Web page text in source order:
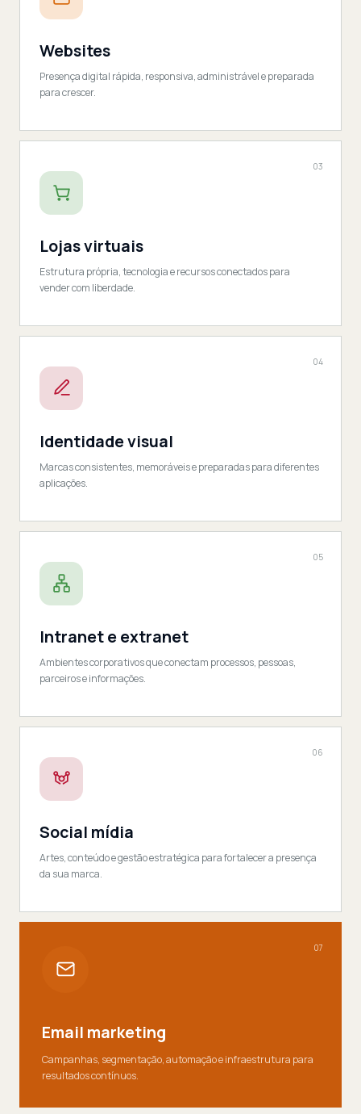
Websites
Presença digital rápida, responsiva, administrável e preparada
para crescer.
03
Lojas virtuais
Estrutura própria, tecnologia e recursos conectados para
vender com liberdade.
04
Identidade visual
Marcas consistentes, memoráveis e preparadas para diferentes
aplicações.
05
Intranet e extranet
Ambientes corporativos que conectam processos, pessoas,
parceiros e informações.
06
Social mídia
Artes, conteúdo e gestão estratégica para fortalecer a presença
da sua marca.
07
Email marketing
Campanhas, segmentação, automação e infraestrutura para
resultados contínuos.